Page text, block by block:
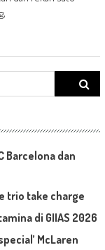
Search
for:
Barcelona dan
trio take charge
di GIIAS 2026
McLaren